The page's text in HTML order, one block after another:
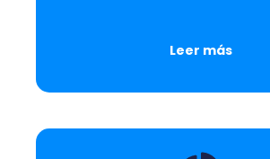
Leer más